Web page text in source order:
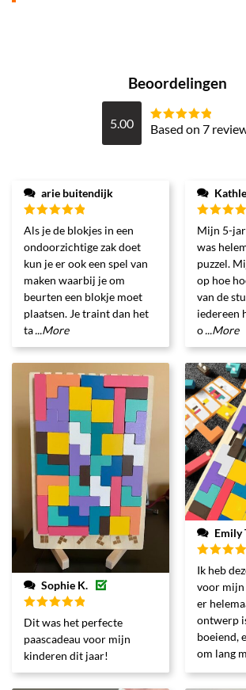
Beoordelingen
5.00
Gewaardeerd
Based on 7
arie buitendijk
Gewaardeerd
5uit 5
Als je de blokjes in een
ondoorzichtige zak doet
kun je er ook een spel van
maken waarbij je om
beurten een blokje moet
plaatsen. Je traint dan het
ta...More
5uit 5
Mijn 5-
was
puzzel.
op hoe
van de
iedereen
o...More
Sophie K.
Gewaardeerd
5uit 5
Dit was het perfecte
paascadeau voor mijn
kinderen dit jaar!
Emily
5uit 5
Ik heb
voor mijn
er
ontwerp
boeiend,
om lang